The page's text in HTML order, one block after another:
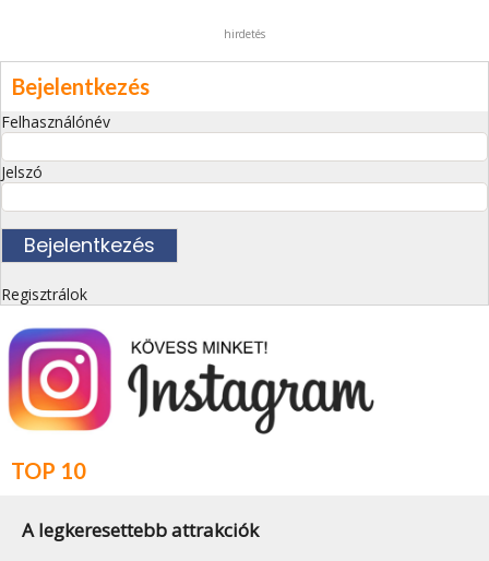
hirdetés
Bejelentkezés
Felhasználónév
Jelszó
Regisztrálok
TOP 10
A legkeresettebb attrakciók